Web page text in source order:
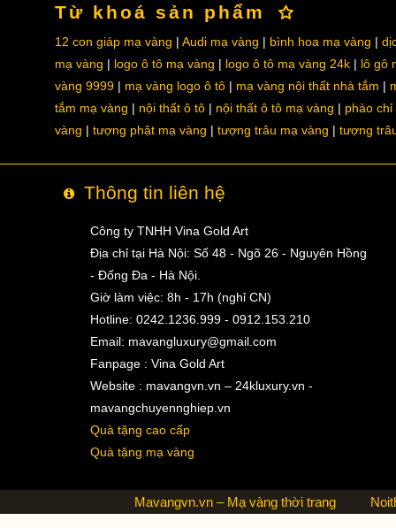
Từ khoá sản phẩm
12 con giáp mạ vàng Audi mạ vàng bình hoa mạ vàng
mạ vàng
logo ô tô mạ vàng logo ô tô mạ vàng 24k
lô gô
vàng 9999
mạ vàng logo ô tô mạ vàng nội thất nhà tắm
tắm mạ vàng
nội thất ô tô nội thất ô tô mạ vàng
phào chỉ
vàng
tượng phật mạ vàng tượng trâu mạ vàng tượng
Thông tin liên hệ
Công ty TNHH Vina Gold Art
Địa chỉ tại Hà Nội: Số 48 - Ngõ 26 - Nguyên Hồng
- Đống Đa - Hà Nội.
Giờ làm việc: 8h - 17h (nghỉ CN)
Hotline: 0242.1236.999 - 0912.153.210
Email: mavangluxury@gmail.com
Fanpage : Vina Gold Art
Website : mavangvn.vn – 24kluxury.vn -
mavangchuyennghiep.vn
Quà tặng cao cấp
Quà tặng mạ vàng
Mavangvn.vn – Mạ vàng thời trang